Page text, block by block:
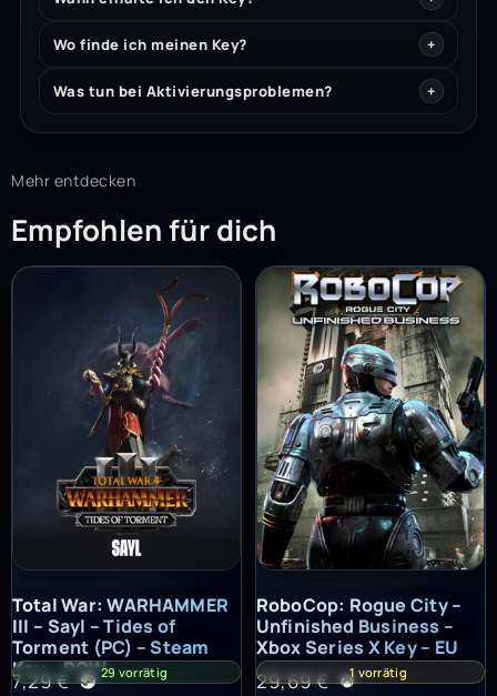
Wo finde ich meinen Key?
Was tun bei Aktivierungsproblemen?
Mehr entdecken
Empfohlen für dich
Total War: WARHAMMER III – Sayl – Tides of Torment (PC) –
Total War: WARHAMMER
III – Sayl – Tides of
Torment (PC) – Steam
Key – ROW
7,29€ 29 vorrätig
RoboCop: Rogue City –
RoboCop: Rogue City –
Unfinished Business –
Xbox Series X Key – EU
29,69€ 1 vorrätig